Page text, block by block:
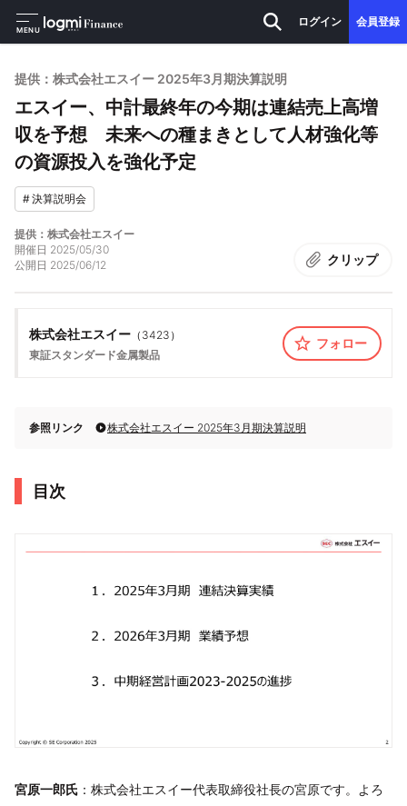
MENU
ログイン 会員登録
提供：株式会社エスイー 2025年3月期決算説明
エスイー、中計最終年の今期は連結売上高増
収を予想 未来への種まきとして人材強化等
の資源投入を強化予定
#決算説明会
提供：株式会社エスイー
開催日 2025/05/30
公開日 2025/06/12 クリップ
株式会社エスイー （ 3423 ）
東証スタンダード金属製品
フォロー
参照リンク 株式会社エスイー 2025年3月期決算説明
目次
宮原一郎氏 ：株式会社エスイー代表取締役社長の宮原です。よろ